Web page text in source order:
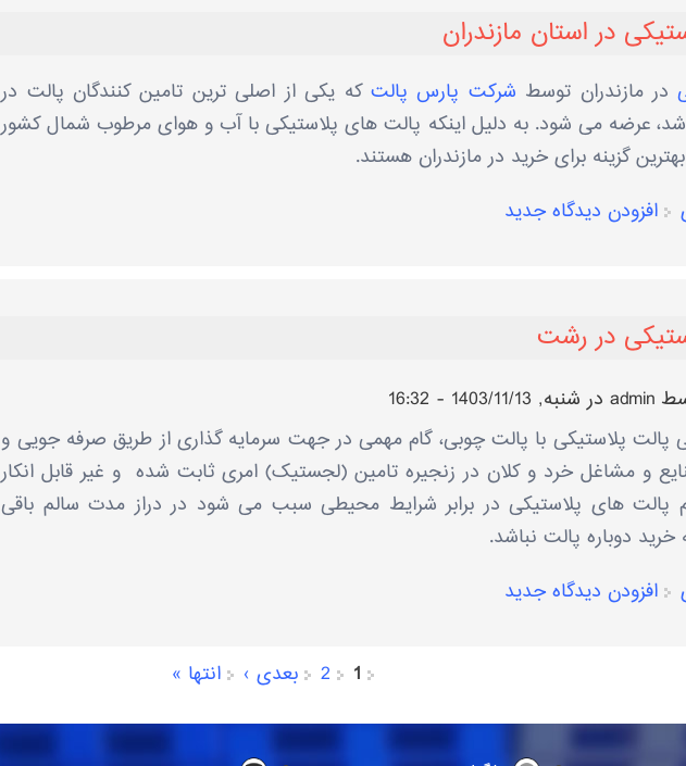
در استان مازندران
در مازندران توسط شرکت پارس پالت که یکی از اصلی ترین تامین کنندگان پالت در
عرضه می شود. به دلیل اینکه پالت های پلاستیکی با آب و هوای مرطوب شمال کشور
گزینه برای خرید در مازندران هستند.
افزودن دیدگاه جدید
در رشت
admin در شنبه, 1403/11/13 - 16:32
پالت پلاستیکی با پالت چوبی، گام مهمی در جهت سرمایه گذاری از طریق صرفه جویی و
و مشاغل خرد و کلان در زنجیره تامین (لجستیک) امری ثابت شده و غیر قابل انکار
پالت های پلاستیکی در برابر شرایط محیطی سبب می شود در دراز مدت سالم باقی
خرید دوباره پالت نباشد.
افزودن دیدگاه جدید
1
2 بعدی › انتها »